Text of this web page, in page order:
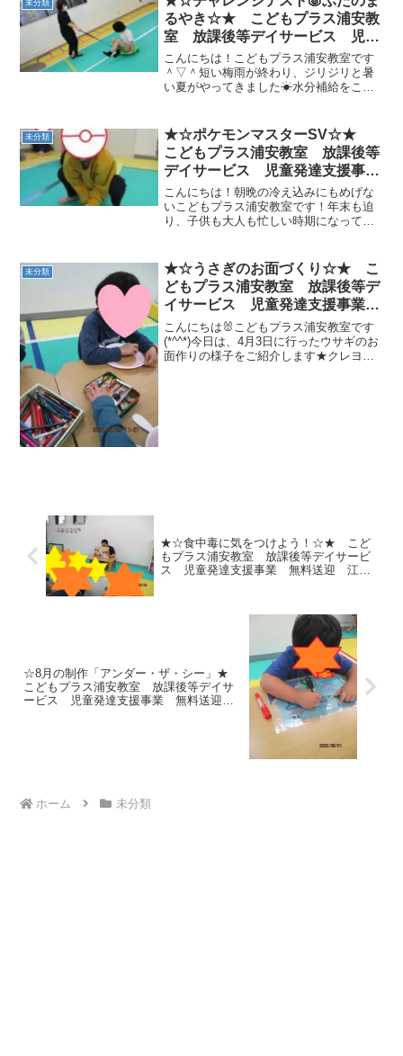
未分類
るやき☆★ こどもプラス浦安教
室 放課後等デイサービス 児童
発達支援事業 無料送迎 江戸川
区 葛西 浦安市 発達障がい
運動療育 放デイ 児発
こんにちは！こどもプラス浦安教室です
＾▽＾短い梅雨が終わり、ジリジリと暑
い夏がやってきました☀水分補給をこれ
スクーターが大人気で毎日引っ張りだこ
です🐙 お友達を引っ張っ...
未分類
★☆ポケモンマスターSV☆★
こどもプラス浦安教室 放課後等
デイサービス 児童発達支援事
業 無料送迎 江戸川区 葛西
浦安市 発達障がい 運動療育
放デイ 児発 ADHD 自閉症
こんにちは！朝晩の冷え込みにもめげな
いこどもプラス浦安教室です！年末も迫
り、子供も大人も忙しい時期になってき
観で行った運動をご紹介いたします！！
ちなみにSVと...
未分類
★☆うさぎのお面づくり☆★ こ
どもプラス浦安教室 放課後等デ
イサービス 児童発達支援事業
無料送迎 江戸川区 葛西 浦安
市 発達障がい 運動療育 放デ
イ 児発 ADHD 自閉症
こんにちは🐰こどもプラス浦安教室です
(*^^*)今日は、4月3日に行ったウサギのお
面作りの様子をご紹介します★クレヨン
★☆食中毒に気をつけよう！☆★ こど
もプラス浦安教室 放課後等デイサービ
ス 児童発達支援事業 無料送迎 江戸
☆8月の制作「アンダー・ザ・シー」★
こどもプラス浦安教室 放課後等デイサ
ービス 児童発達支援事業 無料送迎
ホーム 未分類